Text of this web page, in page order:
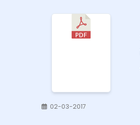
02-03-2017